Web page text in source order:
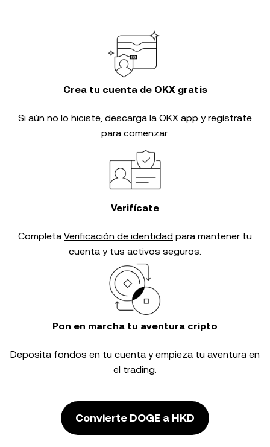
Crea tu cuenta de OKX gratis
Si aún no lo hiciste, descarga la OKX app y regístrate
para comenzar.
Verifícate
Completa Verificación de identidad para mantener tu
cuenta y tus activos seguros.
Pon en marcha tu aventura cripto
Deposita fondos en tu cuenta y empieza tu aventura en
el trading.
Convierte DOGE a HKD